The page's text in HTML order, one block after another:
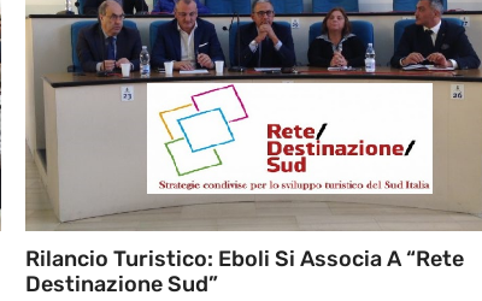
Rilancio Turistico: Eboli Si Associa A “Rete
Destinazione Sud”